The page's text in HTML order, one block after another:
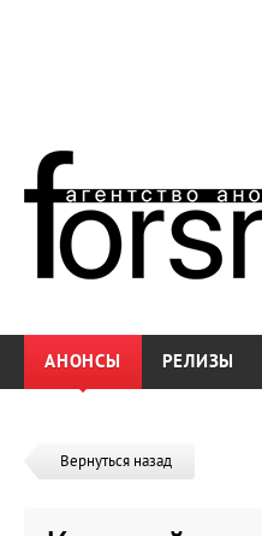
АНОНСЫ РЕЛИЗЫ
Вернуться назад